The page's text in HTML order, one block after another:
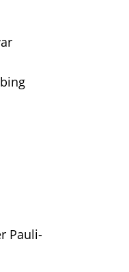
Pauli-